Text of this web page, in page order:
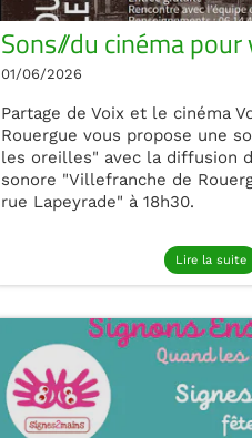
Sons//du cinéma
01/06/2026
Partage de Voix et le cinéma
Rouergue vous propose une
les oreilles" avec la diffusion
sonore "Villefranche de
rue Lapeyrade" à 18h30.
Lire la suite